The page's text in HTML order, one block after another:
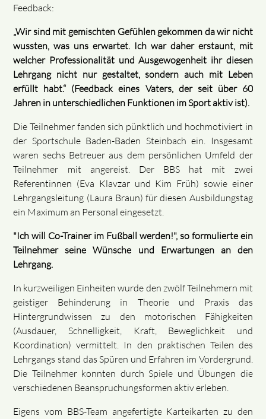
Feedback:
„Wir sind mit gemischten Gefühlen gekommen da wir nicht
wussten, was uns erwartet. Ich war daher erstaunt, mit
welcher Professionalität und Ausgewogenheit ihr diesen
Lehrgang nicht nur gestaltet, sondern auch mit Leben
erfüllt habt.“ (Feedback eines Vaters, der seit über 60
Jahren in unterschiedlichen Funktionen im Sport aktiv ist).
Die Teilnehmer fanden sich pünktlich und hochmotiviert in
der Sportschule Baden-Baden Steinbach ein. Insgesamt
waren sechs Betreuer aus dem persönlichen Umfeld der
Teilnehmer mit angereist. Der BBS hat mit zwei
Referentinnen (Eva Klavzar und Kim Früh) sowie einer
Lehrgangsleitung (Laura Braun) für diesen Ausbildungstag
ein Maximum an Personal eingesetzt.
"Ich will Co-Trainer im Fußball werden!", so formulierte ein
Teilnehmer seine Wünsche und Erwartungen an den
Lehrgang.
In kurzweiligen Einheiten wurde den zwölf Teilnehmern mit
geistiger Behinderung in Theorie und Praxis das
Hintergrundwissen zu den motorischen Fähigkeiten
(Ausdauer, Schnelligkeit, Kraft, Beweglichkeit und
Koordination) vermittelt. In den praktischen Teilen des
Lehrgangs stand das Spüren und Erfahren im Vordergrund.
Die Teilnehmer konnten durch Spiele und Übungen die
verschiedenen Beanspruchungsformen aktiv erleben.
Eigens vom BBS-Team angefertigte Karteikarten zu den